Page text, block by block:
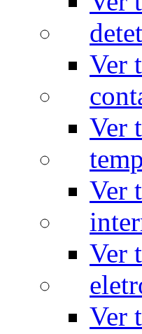
Ver
Ver
Ver
Ver
Ver